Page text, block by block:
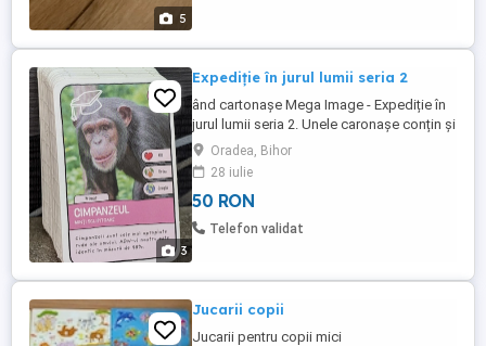
5
3
Expediție în jurul lumii seria 2
ând cartonașe Mega Image - Expediție în
jurul lumii seria 2. Unele caronașe conțin și
tatuajele. Toate produsele sunt noi. Trimit
în țară prin Sameday - Easybox, cu plata
transportului în avans în cont Revolut sau
ING, transportul fiind suportat de
cumpărător
Oradea, Bihor
28 iulie
50 RON
Telefon validat
Jucarii copii
Jucarii pentru copii mici